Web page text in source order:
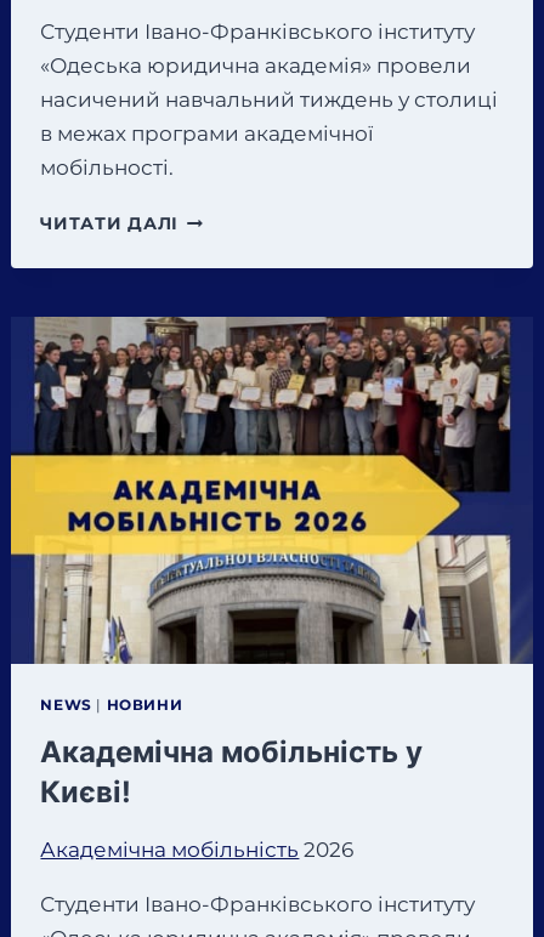
Студенти Івано-Франківського інституту
«Одеська юридична академія» провели
насичений навчальний тиждень у столиці
в межах програми академічної
мобільності.
ЧИТАТИ ДАЛІ ЗАСВОЮВАТИ
МАТЕРІАЛ
ЗДОБУВАТИ
ПРОФЕСІЙНІ
НАВИЧКИ
МОЖНА
НЕ
НА
«ПАРАХ»
NEWS | НОВИНИ
Академічна мобільність у
Києві!
Академічна мобільність 2026
Студенти Івано-Франківського інституту